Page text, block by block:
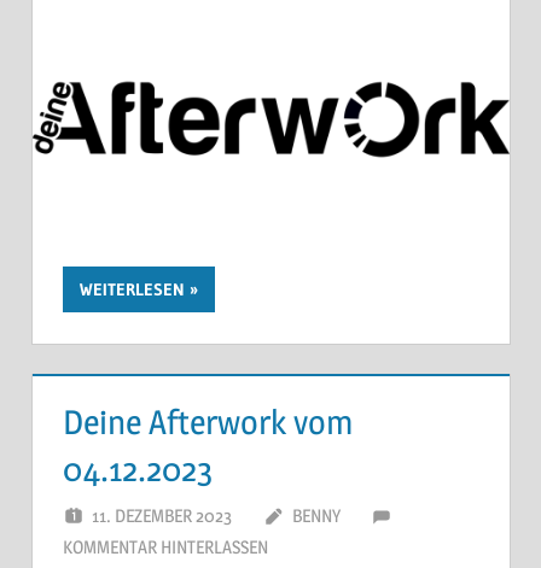
WEITERLESEN
Deine Afterwork vom
04.12.2023
11. DEZEMBER 2023
BENNY
KOMMENTAR HINTERLASSEN